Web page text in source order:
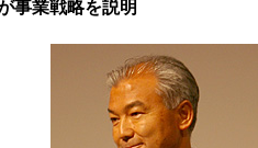
事業戦略を説明